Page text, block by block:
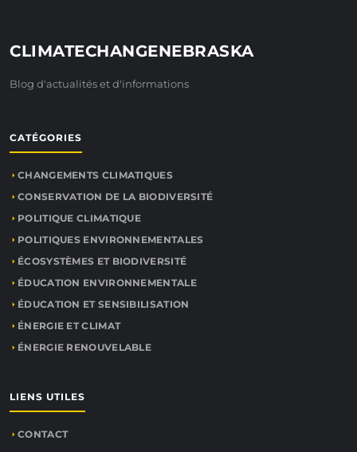
CLIMATECHANGENEBRASKA
Blog d'actualités et d'informations
CATÉGORIES
CHANGEMENTS CLIMATIQUES
CONSERVATION DE LA BIODIVERSITÉ
POLITIQUE CLIMATIQUE
POLITIQUES ENVIRONNEMENTALES
ÉCOSYSTÈMES ET BIODIVERSITÉ
ÉDUCATION ENVIRONNEMENTALE
ÉDUCATION ET SENSIBILISATION
ÉNERGIE ET CLIMAT
ÉNERGIE RENOUVELABLE
LIENS UTILES
CONTACT